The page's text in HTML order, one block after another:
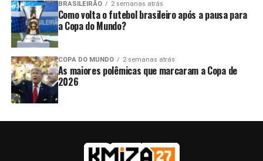
BRASILEIRÃO 2 semanas atrás
Como volta o futebol brasileiro após a pausa para
a Copa do Mundo?
COPA DO MUNDO 2 semanas atrás
As maiores polêmicas que marcaram a Copa de
2026